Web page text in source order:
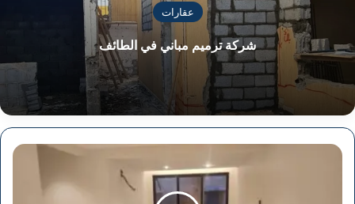
عقارات
شركة ترميم مباني في الطائف
ادوار